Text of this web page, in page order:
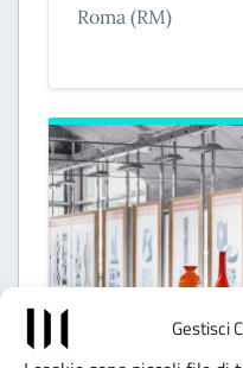
Gestisci
Roma (RM)